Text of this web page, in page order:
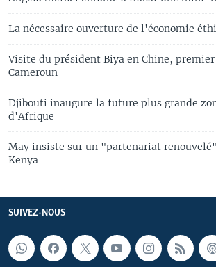
La nécessaire ouverture de l'économie
Visite du président Biya en Chine,
Cameroun
Djibouti inaugure la future plus grande
d'Afrique
May insiste sur un "partenariat
Kenya
SUIVEZ-NOUS